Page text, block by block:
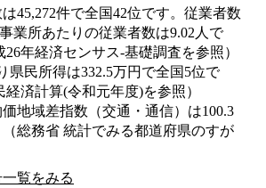
45,272件で全国42位です。従業者数
業所あたりの従業者数は9.02人で
年経済センサス‐基礎調査を参照）
県民所得は332.5万円で全国5位で
済計算(令和元年度)を参照）
地域差指数（交通・通信）は100.3
総務省 統計でみる都道府県のすが
覧をみる